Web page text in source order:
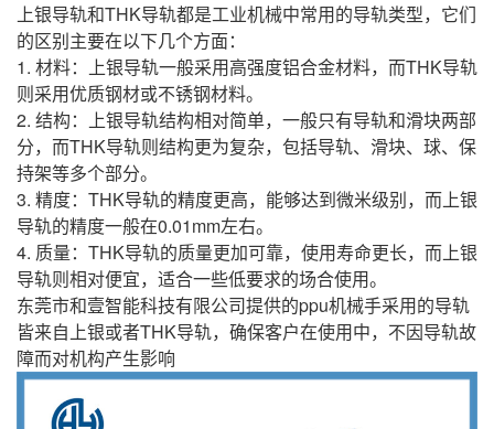
上银导轨和THK导轨都是工业机械中常用的导轨类型，它们
的区别主要在以下几个方面：
1. 材料：上银导轨一般采用高强度铝合金材料，而THK导轨
则采用优质钢材或不锈钢材料。
2. 结构：上银导轨结构相对简单，一般只有导轨和滑块两部
分，而THK导轨则结构更为复杂，包括导轨、滑块、球、保
持架等多个部分。
3. 精度： THK导轨的精度更高，能够达到微米级别，而上银
导轨的精度一般在0.01mm左右。
4. 质量： THK导轨的质量更加可靠，使用寿命更长，而上银
导轨则相对便宜，适合一些低要求的场合使用。
东莞市和壹智能科技有限公司提供的ppu机械手采用的导轨
皆来自上银或者THK导轨，确保客户在使用中，不因导轨故
障而对机构产生影响